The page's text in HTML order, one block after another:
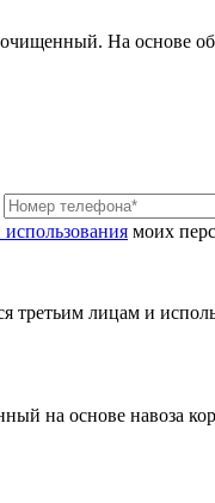
На основе
моих
третьим лицам и
на основе навоза